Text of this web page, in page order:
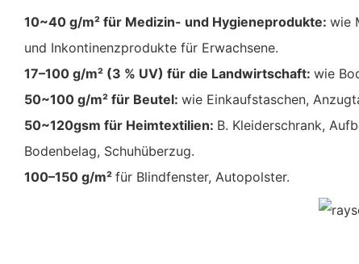
10~40 g/m² für Medizin- und Hygieneprodukte: wie
und Inkontinenzprodukte für Erwachsene.
17–100 g/m² (3 % UV) für die Landwirtschaft: wie
50~100 g/m² für Beutel: wie Einkaufstaschen,
50~120gsm für Heimtextilien: B. Kleiderschrank,
Bodenbelag, Schuhüberzug.
100–150 g/m² für Blindfenster, Autopolster.